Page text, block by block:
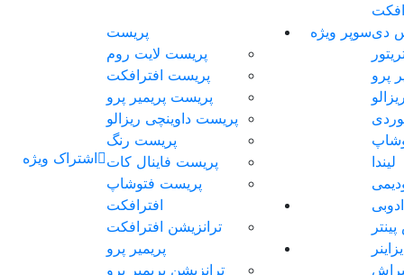
دی
پرو
لیندا
ادوبی
سوپر ویژه
پریست
پریست لایت روم
پریست افترافکت
پریست پریمیر پرو
پریست داوینچی ریزالو
پریست رنگ
پریست فاینال کات
پریست فتوشاپ
افترافکت
ترانزیشن افترافکت
پریمیر پرو
ترانزیشن پریمیر پرو
اشتراک ویژه